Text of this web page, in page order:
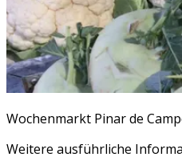
Wochenmarkt Pinar de
Weitere ausführliche